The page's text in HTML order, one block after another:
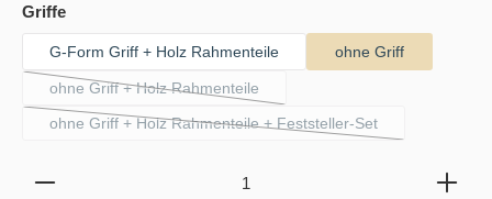
Griffeauswählen
G-Form Griff + Holz Rahmenteile ohne Griff
ohne Griff + Holz Rahmenteile
(Diese Option ist zurzeit nicht verfügbar.)
ohne Griff + Holz Rahmenteile + Feststeller-Set
(Diese Option ist zurzeit nicht verfügbar.)
Produkt Anzahl: Gib den gewünschten Wert ein